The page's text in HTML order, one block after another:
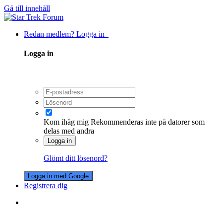
Gå till innehåll
Redan medlem? Logga in
Logga in
Kom ihåg mig Rekommenderas inte på datorer som
delas med andra
Logga in
Glömt ditt lösenord?
Logga in med Google
Registrera dig